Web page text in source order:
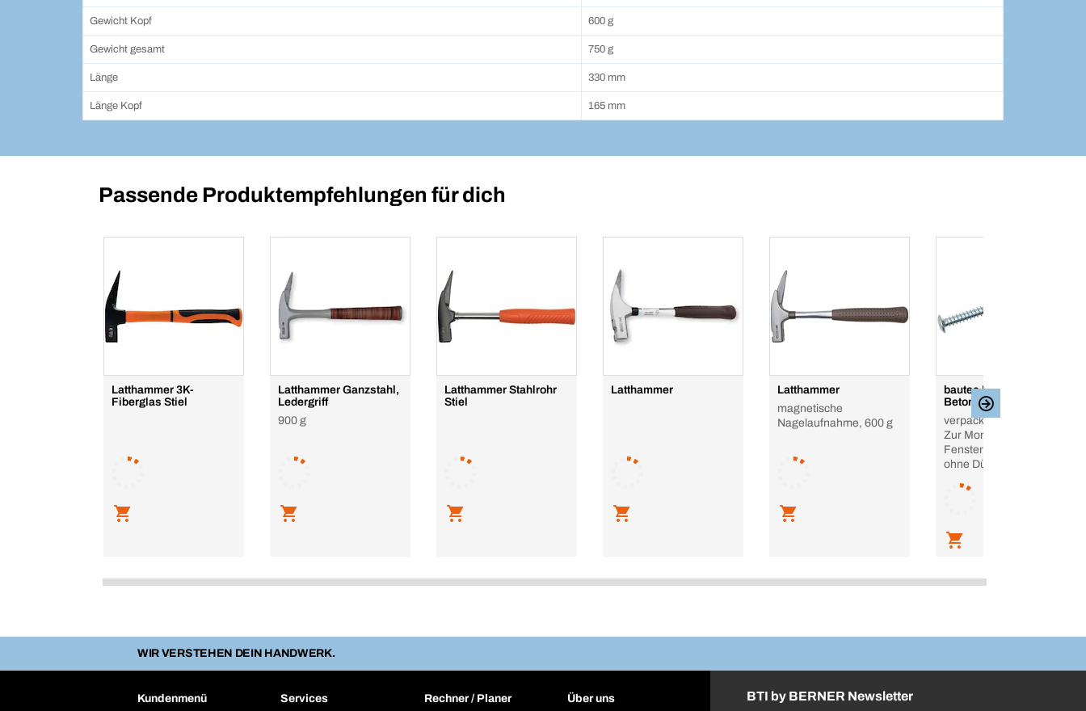
Gewicht Kopf 600 g
Gewicht gesamt 750 g
Länge 330 mm
Länge Kopf 165 mm
Passende Produktempfehlungen für dich
Latthammer 3K-
Fiberglas Stiel
Latthammer Ganzstahl,
Ledergriff
900 g
Latthammer Stahlrohr
Stiel
Latthammer
Latthammer
magnetische
Nagelaufnahme, 600 g
bautec Panhead
Betonschraube
verpackt / in der Box,
Zur Montage von
Fenster- und Türrahmen
ohne Dübel
WIR VERSTEHEN DEIN HANDWERK.
Kundenmenü Services Rechner / Planer Über uns BTI by BERNER Newsletter